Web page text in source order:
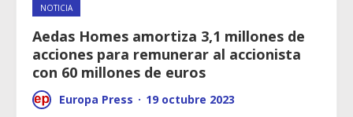
NOTICIA
Aedas Homes amortiza 3,1 millones de
acciones para remunerar al accionista
con 60 millones de euros
Europa Press · 19 octubre 2023